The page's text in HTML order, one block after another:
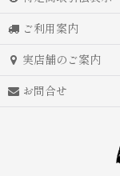
ご利用案内
実店舗のご案内
お問合せ